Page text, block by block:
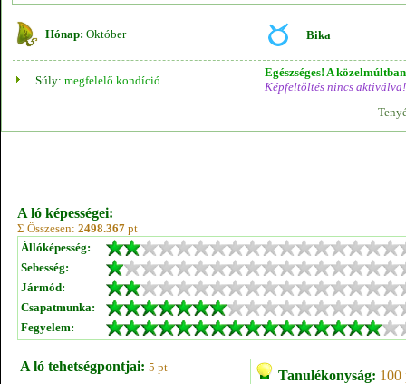
Hónap: Október Bika
Súly: megfelelő kondíció
Egészséges! A
Képfeltöltés nincs aktiválva!
A ló képességei:
Σ Összesen: 2498.367 pt
Állóképesség:
Sebesség:
Jármód:
Csapatmunka:
Fegyelem:
A ló tehetségpontjai: 5 pt
Tanulékonyság: 100